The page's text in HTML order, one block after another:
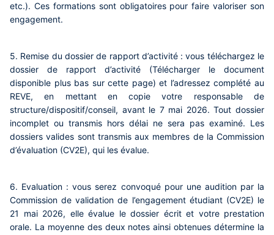
etc.). Ces formations sont obligatoires pour faire valoriser son
engagement.
5. Remise du dossier de rapport d’activité : vous téléchargez le
dossier de rapport d’activité (Télécharger le document
disponible plus bas sur cette page) et l’adressez complété au
REVE, en mettant en copie votre responsable de
structure/dispositif/conseil, avant le 7 mai 2026. Tout dossier
incomplet ou transmis hors délai ne sera pas examiné. Les
dossiers valides sont transmis aux membres de la Commission
d’évaluation (CV2E), qui les évalue.
6. Evaluation : vous serez convoqué pour une audition par la
Commission de validation de l’engagement étudiant (CV2E) le
21 mai 2026, elle évalue le dossier écrit et votre prestation
orale. La moyenne des deux notes ainsi obtenues détermine la